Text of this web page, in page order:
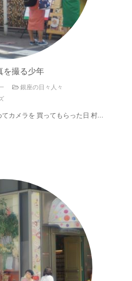
撮る少年
銀座の日々人々
カメラを 買ってもらった日 村…